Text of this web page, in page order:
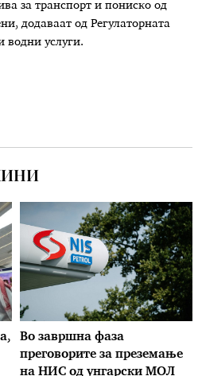
за транспорт и пониско од
додаваат од Регулаторната
водни услуги.
Во завршна фаза
преговорите за преземање
на НИС од унгарски МОЛ